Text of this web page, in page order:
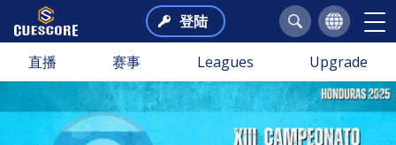
登陆
直播 赛事 Leagues Upgrade